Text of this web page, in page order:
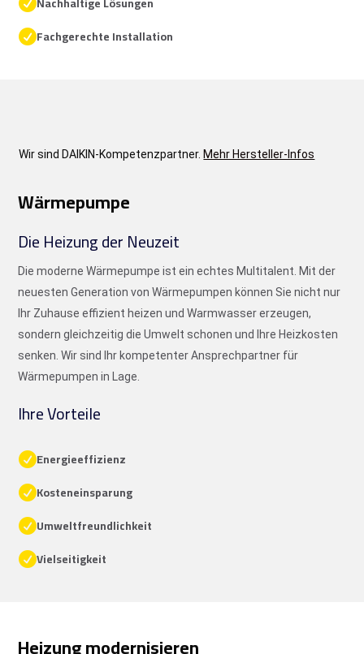
Fachgerechte Installation
Wir sind DAIKIN-Kompetenzpartner. Mehr Hersteller-Infos
Wärmepumpe
Die Heizung der Neuzeit
Die moderne Wärmepumpe ist ein echtes Multitalent. Mit der
neuesten Generation von Wärmepumpen können Sie nicht nur
Ihr Zuhause effizient heizen und Warmwasser erzeugen,
sondern gleichzeitig die Umwelt schonen und Ihre Heizkosten
senken. Wir sind Ihr kompetenter Ansprechpartner für
Wärmepumpen in Lage.
Ihre Vorteile
Energieeffizienz
Kosteneinsparung
Umweltfreundlichkeit
Vielseitigkeit